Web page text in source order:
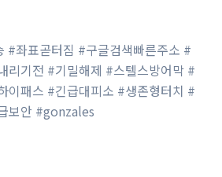
#좌표곧터짐 #구글검색빠른주소 #
리기전 #기밀해제 #스텔스방어막 #
이패스 #긴급대피소 #생존형터치 #
보안 #gonzales